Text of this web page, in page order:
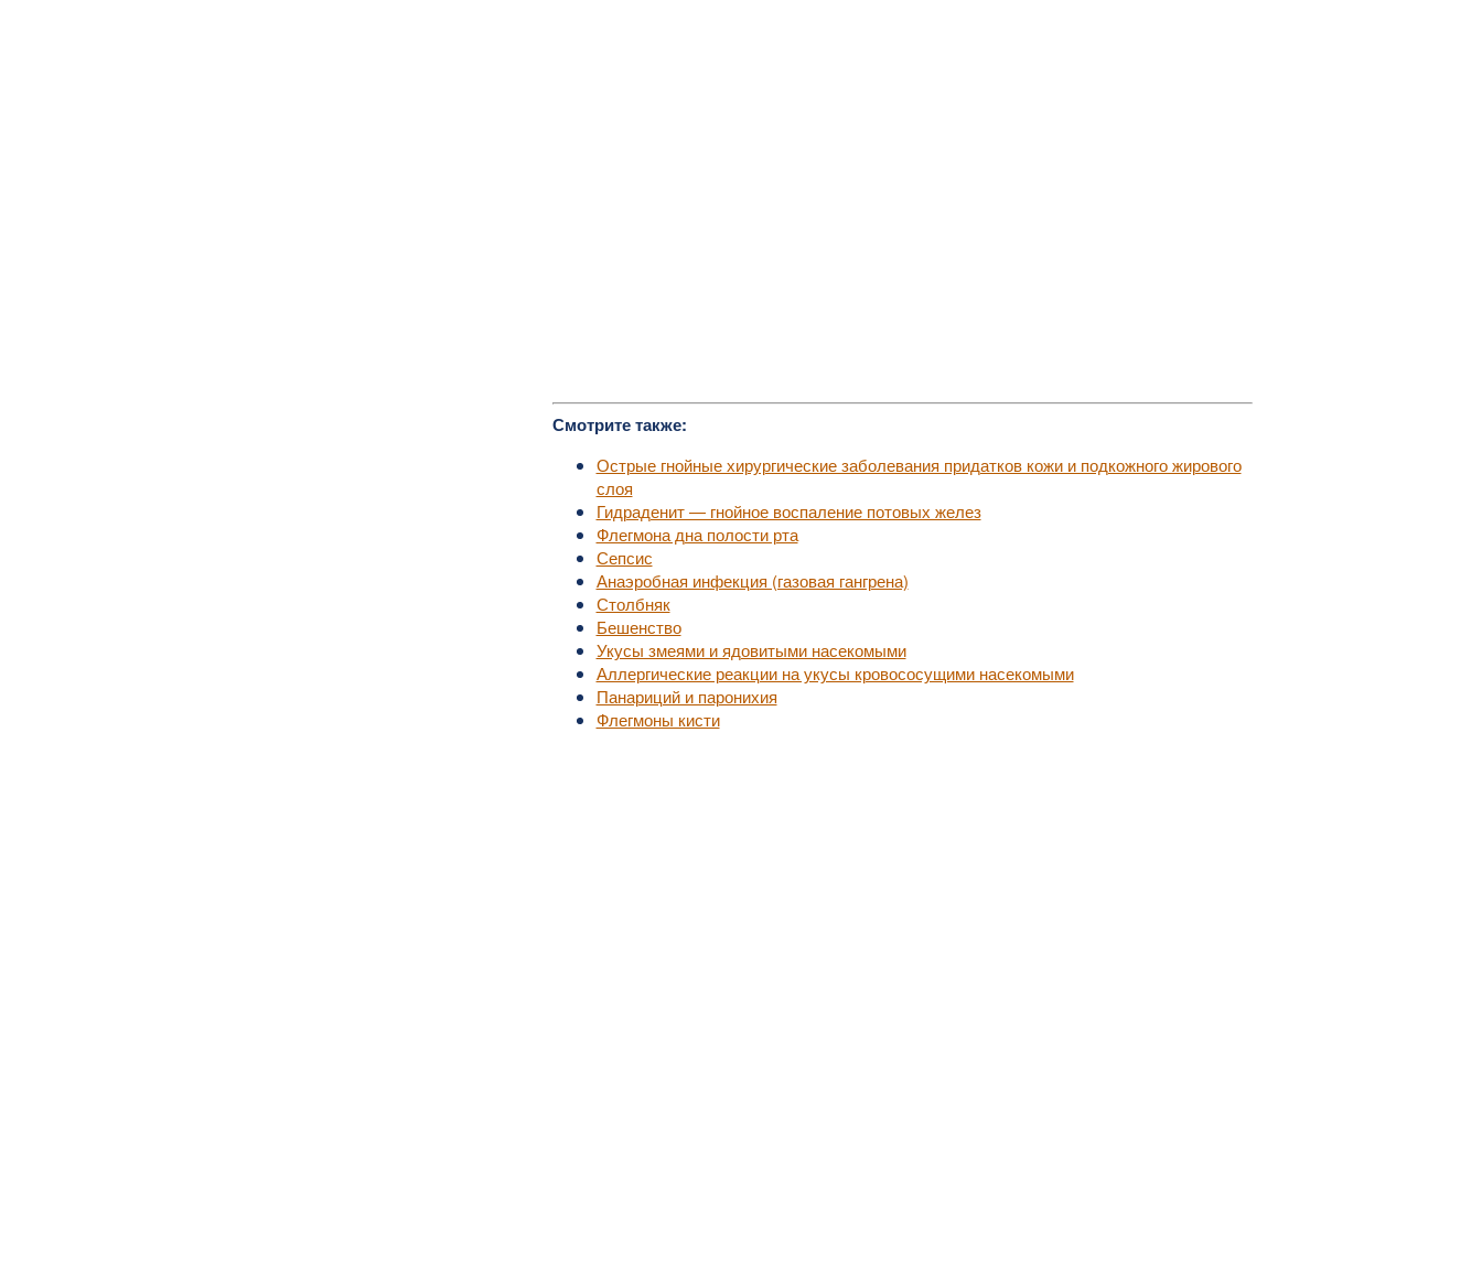
Смотрите также:
Острые гнойные хирургические заболевания придатков кожи и подкожного жирового
слоя
Гидраденит — гнойное воспаление потовых желез
Флегмона дна полости рта
Сепсис
Анаэробная инфекция (газовая гангрена)
Столбняк
Бешенство
Укусы змеями и ядовитыми насекомыми
Аллергические реакции на укусы кровососущими насекомыми
Панариций и паронихия
Флегмоны кисти